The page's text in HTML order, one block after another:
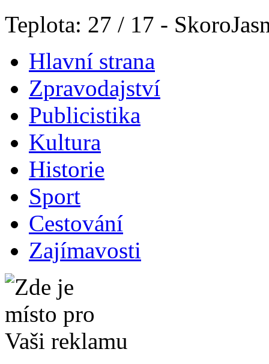
Teplota: 27 / 17 -
Hlavní strana
Zpravodajství
Publicistika
Kultura
Historie
Sport
Cestování
Zajímavosti